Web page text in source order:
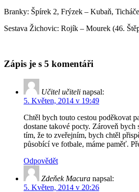
Branky: Špírek 2, Frýzek – Kubaň,
Sestava Žichovic: Rojík – Mourek (46.
Zápis je s 5 komentáři
Učitel učiteli napsal:
5. Květen, 2014 v 19:49
Chtěl bych touto cestou poděkovat
dostane takové pocty. Zároveň
tím, že to zveřejním, bych chtěl
působící ve fotbale, máme paměť.
Odpovědět
Zdeňek Macura napsal:
5. Květen, 2014 v 20:26